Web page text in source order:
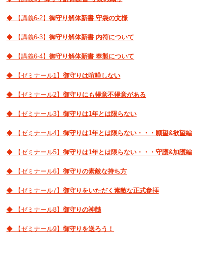
◆ 【講義6-2】御守り解体新書 守袋の文様
◆ 【講義6-3】御守り解体新書 内符について
◆ 【講義6-4】御守り解体新書 奉製について
◆ 【ゼミナール1】御守りは喧嘩しない
◆ 【ゼミナール2】御守りにも得意不得意がある
◆ 【ゼミナール3】御守りは1年とは限らない
◆ 【ゼミナール4】御守りは1年とは限らない・・・願望&欲望編
◆ 【ゼミナール5】御守りは1年とは限らない・・・守護&加護編
◆ 【ゼミナール6】御守りの素敵な持ち方
◆ 【ゼミナール7】御守りをいただく素敵な正式参拝
◆ 【ゼミナール8】御守りの神髄
◆ 【ゼミナール9】御守りを送ろう！